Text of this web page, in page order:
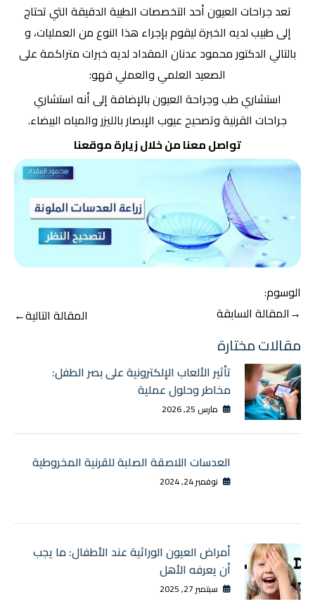
تعد جراحات العيون أحد التخصصات الطبية الدقيقة التي تحتاج
إلى طبيب لديه الخبرة ليقوم بإجراء هذا النوع من العمليات، و
بالتالي الدكتور محمود عدنان المقداد لديه خبرات متراكمة على
الصعيد العلمي والعملي فهو:
استشاري طب وجراحة العيون بالإضافة إلى أنه استشاري
جراحات القرنية وتصحيح عيوب الإبصار بالليزر والمياه البيضاء.
تواصل معنا من خلال زيارةموقعنا
الوسوم:
تصفّح
المقالات
→المقالة السابقة المقالة التالية←
مقالات مختارة
تأثير الألعاب الإلكترونية على بصر الطفل:
مخاطر وحلول عملية
مارس 25, 2026
العدسات اللاصقة الصلبة للقرنية المخروطية
نوفمبر 24, 2024
أمراض العيون الوراثية عند الأطفال: ما يجب
أن يعرفه الأهل
سبتمبر 27, 2025